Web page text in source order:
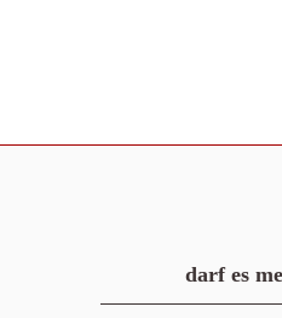
darf es